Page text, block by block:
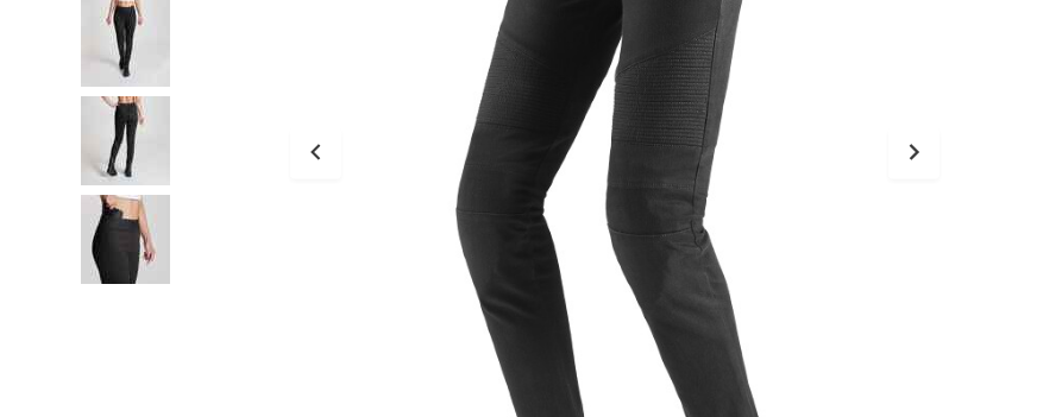
Traforati
Stivali Racing
Stivali Touring
Pantaloni
Sottocasco
Sottoguanti